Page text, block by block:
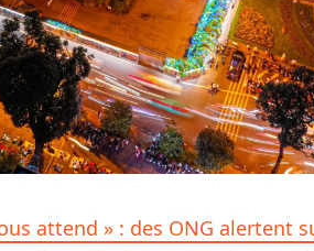
attend » : des ONG alertent